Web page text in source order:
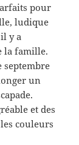
pour
ludique
y a
la famille.
septembre
un
et des
couleurs